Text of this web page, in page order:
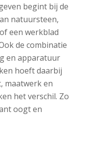
begint bij de
natuursteen,
een werkblad
de combinatie
en apparatuur
hoeft daarbij
maatwerk en
het verschil. Zo
oogt en